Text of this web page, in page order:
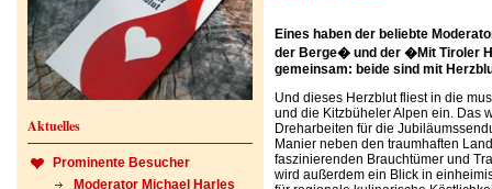
Aktuelles
Prominente Besucher
Moderator Michael Harles
Eines haben der beliebte
der Berge� und der �Mit Tiroler
gemeinsam: beide sind mit
Und dieses Herzblut fliest in die
und die Kitzbüheler Alpen ein. Das
Dreharbeiten für die
Manier neben den traumhaften
faszinierenden Brauchtümer und
wird außerdem ein Blick in